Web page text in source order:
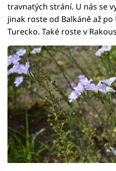
travnatých strání. U nás se
jinak roste od Balkáně až
Turecko. Také roste v